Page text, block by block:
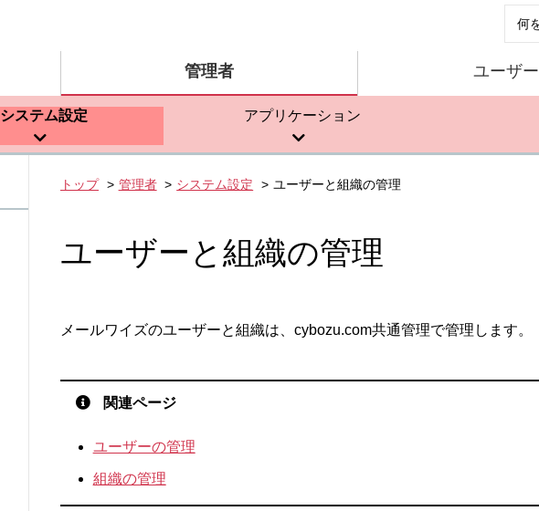
管理者 ユーザー
システム設定 アプリケーション
トップ 管理者 システム設定 ユーザーと組織の管理
ユーザーと組織の管理
メールワイズのユーザーと組織は、cybozu.com共通管理で管理します。
関連ページ
ユーザーの管理
組織の管理